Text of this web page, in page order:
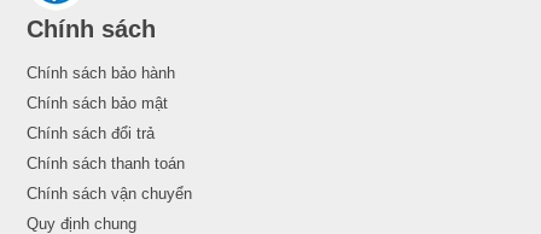
Chính sách
Chính sách bảo hành
Chính sách bảo mật
Chính sách đổi trả
Chính sách thanh toán
Chính sách vận chuyển
Quy định chung